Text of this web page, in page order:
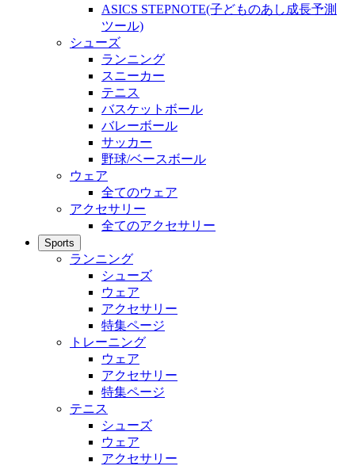
ASICS STEPNOTE(子どものあし成長予測
ツール)
シューズ
ランニング
スニーカー
テニス
バスケットボール
バレーボール
サッカー
野球/ベースボール
ウェア
全てのウェア
アクセサリー
全てのアクセサリー
Sports
ランニング
シューズ
ウェア
アクセサリー
特集ページ
トレーニング
ウェア
アクセサリー
特集ページ
テニス
シューズ
ウェア
アクセサリー